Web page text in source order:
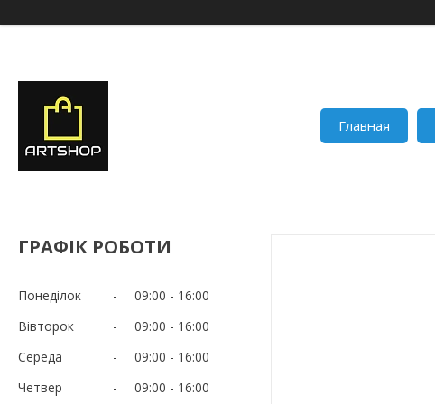
Главная
ГРАФІК РОБОТИ
Понеділок 09:00
16:00
Вівторок
09:00
16:00
Середа
09:00
16:00
Четвер
09:00 16:00